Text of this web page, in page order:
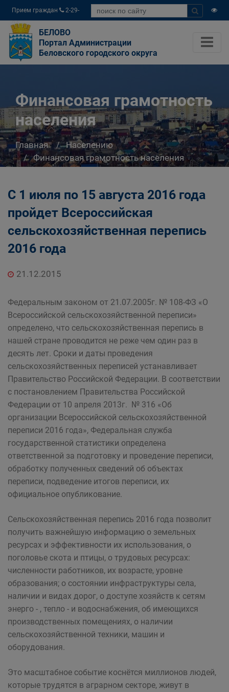
Прием граждан
2-29-
04
БЕЛОВО
Портал Администрации
Беловского городского округа
Финансовая грамотность
населения
Главная
Населению
Финансовая грамотность населения
С 1 июля по 15 августа 2016 года
пройдет Всероссийская
сельскохозяйственная перепись
2016 года
21.12.2015
Федеральным законом от 21.07.2005г. № 108-ФЗ «О
Всероссийской сельскохозяйственной переписи»
определено, что сельскохозяйственная перепись в
нашей стране проводится не реже чем один раз в
десять лет. Сроки и даты проведения
сельскохозяйственных переписей устанавливает
Правительство Российской Федерации. В соответствии
с постановлением Правительства Российской
Федерации от 10 апреля 2013г. № 316 «Об
организации Всероссийской сельскохозяйственной
переписи 2016 года», Федеральная служба
государственной статистики определена
ответственной за подготовку и проведение переписи,
обработку полученных сведений об объектах
переписи, подведение итогов переписи, их
официальное опубликование.
Сельскохозяйственная перепись 2016 года позволит
получить важнейшую информацию о земельных
ресурсах и эффективности их использования, о
поголовье скота и птицы, о трудовых ресурсах:
численности работников, их возрасте, уровне
образования; о состоянии инфраструктуры села,
наличии и видах дорог, о доступе хозяйств к сетям
энерго - , тепло - и водоснабжения, об имеющихся
производственных помещениях, о наличии
сельскохозяйственной техники, машин и
оборудования.
Это масштабное событие коснётся миллионов людей,
которые трудятся в аграрном секторе, живут в